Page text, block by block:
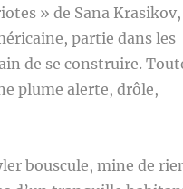
» de Sana Krasikov,
partie dans les
de se construire.
plume alerte, drôle,
bouscule, mine de